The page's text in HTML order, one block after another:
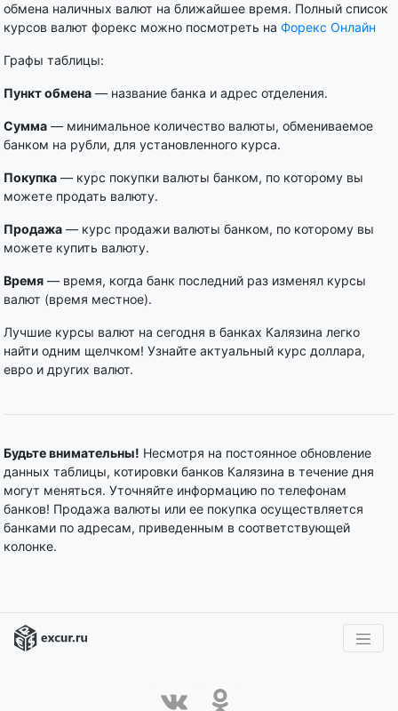
обмена наличных валют на ближайшее время. Полный список
курсов валют форекс можно посмотреть на Форекс Онлайн
Графы таблицы:
Пункт обмена — название банка и адрес отделения.
Сумма — минимальное количество валюты, обмениваемое
банком на рубли, для установленного курса.
Покупка — курс покупки валюты банком, по которому вы
можете продать валюту.
Продажа — курс продажи валюты банком, по которому вы
можете купить валюту.
Время — время, когда банк последний раз изменял курсы
валют (время местное).
Лучшие курсы валют на сегодня в банках Калязина легко
найти одним щелчком! Узнайте актуальный курс доллара,
евро и других валют.
Будьте внимательны! Несмотря на постоянное обновление
данных таблицы, котировки банков Калязина в течение дня
могут меняться. Уточняйте информацию по телефонам
банков! Продажа валюты или ее покупка осуществляется
банками по адресам, приведенным в соответствующей
колонке.